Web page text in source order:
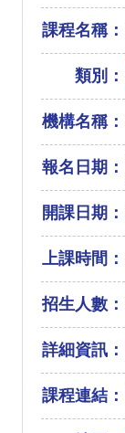
課程名稱：
類別：
機構名稱：
報名日期：
開課日期：
上課時間：
招生人數：
詳細資訊：
課程連結：